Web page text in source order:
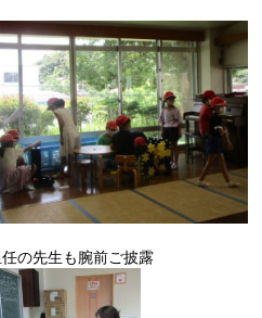
前ご披露